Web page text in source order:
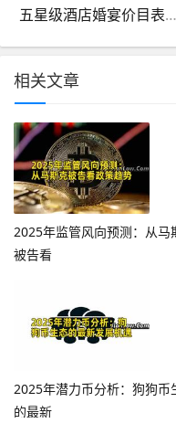
五星级酒店婚宴价目表（五星级酒店婚宴价格）
相关文章
2025年监管风向预测：从马
被告看
2025年潜力币分析：狗狗币
的最新